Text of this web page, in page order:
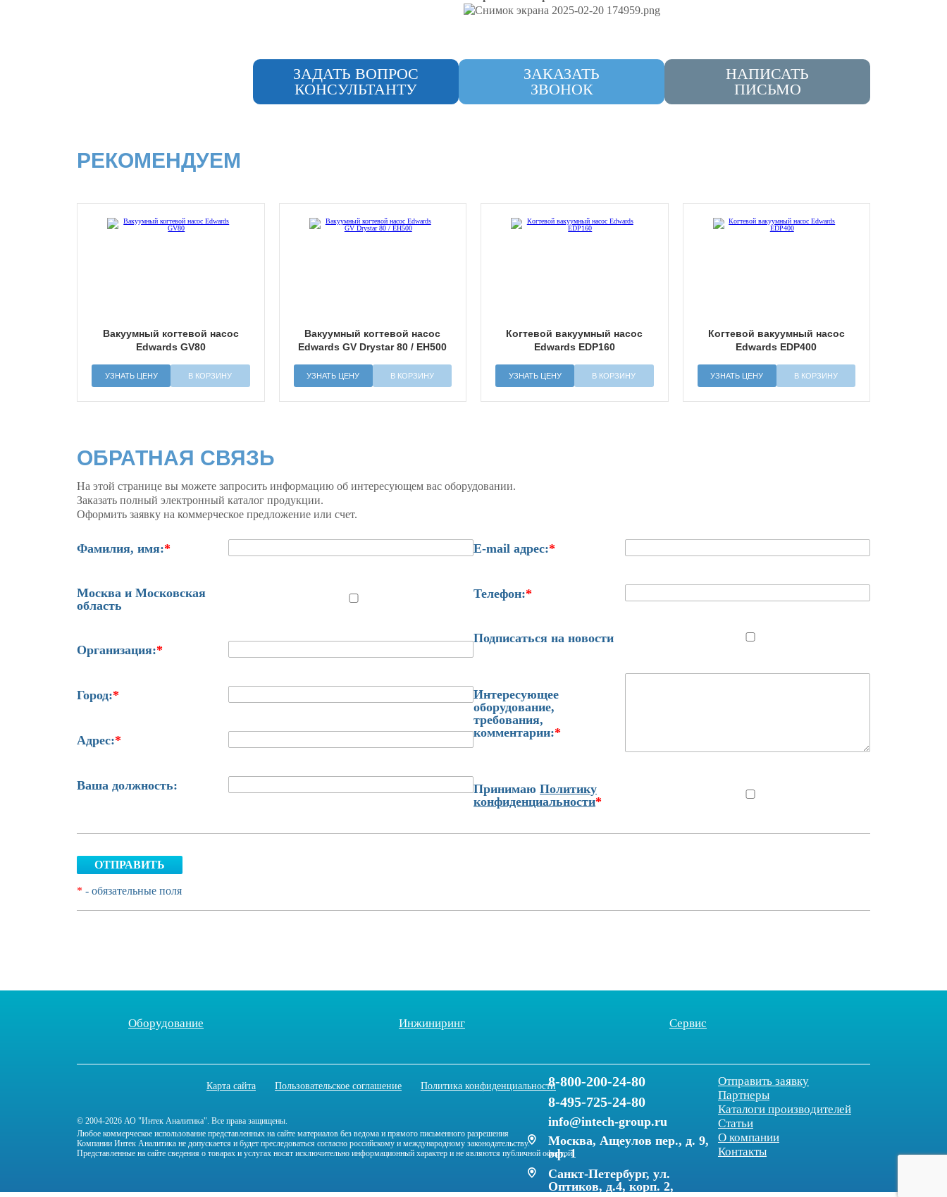
ЗАДАТЬ ВОПРОС
КОНСУЛЬТАНТУ
ЗАКАЗАТЬ
ЗВОНОК
НАПИСАТЬ
ПИСЬМО
РЕКОМЕНДУЕМ
Вакуумный когтевой насос
Edwards GV80
УЗНАТЬ ЦЕНУ В КОРЗИНУ
Вакуумный когтевой насос
Edwards GV Drystar 80 / EH500
УЗНАТЬ ЦЕНУ В КОРЗИНУ
Когтевой вакуумный насос
Edwards EDP160
УЗНАТЬ ЦЕНУ В КОРЗИНУ
Когтевой вакуумный насос
Edwards EDP400
УЗНАТЬ ЦЕНУ В КОРЗИНУ
ОБРАТНАЯ СВЯЗЬ
На этой странице вы можете запросить информацию об интересующем вас оборудовании.
Заказать полный электронный каталог продукции.
Оформить заявку на коммерческое предложение или счет.
Фамилия, имя:*
Москва и Московская
область
Организация:*
Город:*
Адрес:*
Ваша должность:
E-mail адрес:*
Телефон:*
Подписаться на новости
Интересующее
оборудование,
требования,
комментарии:*
Принимаю Политику
конфиденциальности*
ОТПРАВИТЬ
* - обязательные поля
Оборудование Инжиниринг Сервис
Карта сайта Пользовательское соглашение Политика конфиденциальности
Отправить заявку
Партнеры
Каталоги производителей
Статьи
О компании
Контакты
© 2004-2026 АО "Интек Аналитика". Все права защищены.
Любое коммерческое использование представленных на сайте материалов без ведома и прямого письменного разрешения
Компании Интек Аналитика не допускается и будет преследоваться согласно российскому и международному законодательству.
Представленные на сайте сведения о товарах и услугах носят исключительно информационный характер и не являются публичной офертой.
8-800-200-24-80
8-495-725-24-80
info@intech-group.ru
Москва, Ащеулов пер., д. 9,
оф. 1
Санкт-Петербург, ул.
Оптиков, д.4, корп. 2,